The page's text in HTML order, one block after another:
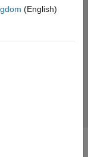
ログ] ペインを使用
(English)